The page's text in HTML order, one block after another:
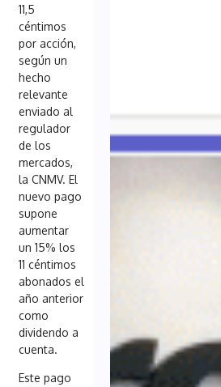
11,5
céntimos
por acción,
según un
hecho
relevante
enviado al
regulador
de los
mercados,
la CNMV. El
nuevo pago
supone
aumentar
un 15% los
11 céntimos
abonados el
año anterior
como
dividendo a
cuenta.
Este pago